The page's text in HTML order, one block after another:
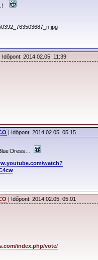
| Időpont: 2014.02.05. 11:39
| Időpont: 2014.02.05. 05:15
Dress…
watch?
| Időpont: 2014.02.05. 05:01
index.php/vote/